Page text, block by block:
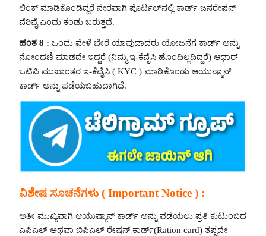
ಲಿಂಕ್ ಮಾಡಿಕೊಂಡಿದ್ದರೆ ನೇರವಾಗಿ ಪೊರ್ಟಲ್‍ನಲ್ಲಿ ಕಾರ್ಡ್ ಜನರೇಷನ್
ವೆರಿಪೈ ಎಂದು ಕಂಡು ಬರುತ್ತದೆ.
ಹಂತ 8 : ಒಂದು ವೇಳೆ ಬೇರೆ ಯಾವುದಾದರು ಯೋಜನೆಗೆ ಕಾರ್ಡ್ ಅನ್ನು
ನೋಂದಣಿ ಮಾಡದೇ ಇದ್ದರೆ (ನಿಮ್ಮ ಇ-ಕೆವೈಸಿ ಹೊಂದಿಲ್ಲದಿದ್ದರೆ) ಆಧಾರ್
ಒಟಿಪಿ ಮುಖಾಂತರ ಇ-ಕೆವೈಸಿ ( KYC ) ಮಾಡಿಕೊಂಡು ಆಯುಷ್ಮಾನ್
ಕಾರ್ಡ್ ಅನ್ನು ಪಡೆಯಬಹುದಾಗಿದೆ.
ವಿಶೇಷ ಸೂಚನೆಗಳು ( Important Notice ) :
ಅತೀ ಮುಖ್ಯವಾಗಿ ಆಯುಷ್ಮಾನ್ ಕಾರ್ಡ್ ಅನ್ನು ಪಡೆಯಲು ಪ್ರತಿ ಕುಟುಂಬದ
ಎಪಿಎಲ್ ಅಥವಾ ಬಿಪಿಎಲ್ ರೇಷನ್ ಕಾರ್ಡ್(Ration card) ತಪ್ಪದೇ